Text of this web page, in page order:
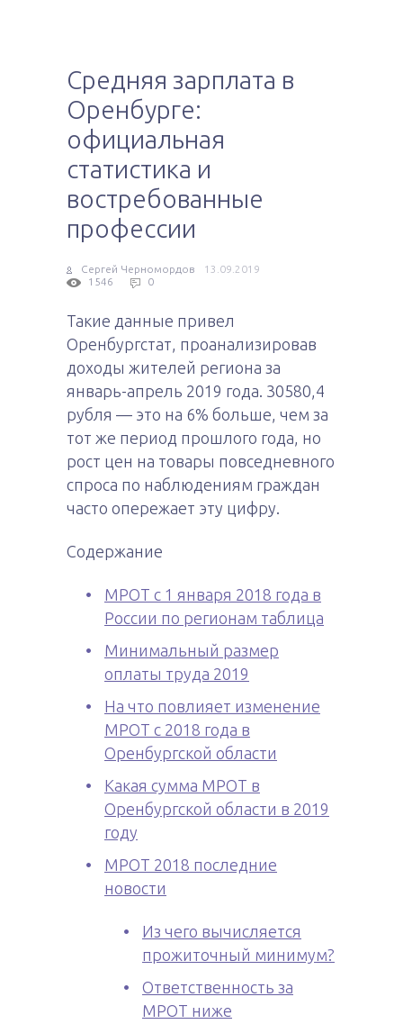
Средняя зарплата в
Оренбурге:
официальная
статистика и
востребованные
профессии
Сергей Черномордов
13.09.2019
1546
0
Такие данные привел
Оренбургстат, проанализировав
доходы жителей региона за
январь-апрель 2019 года. 30580,4
рубля — это на 6% больше, чем за
тот же период прошлого года, но
рост цен на товары повседневного
спроса по наблюдениям граждан
часто опережает эту цифру.
Содержание
МРОТ с 1 января 2018 года в
России по регионам таблица
Минимальный размер
оплаты труда 2019
На что повлияет изменение
МРОТ с 2018 года в
Оренбургской области
Какая сумма МРОТ в
Оренбургской области в 2019
году
МРОТ 2018 последние
новости
Из чего вычисляется
прожиточный минимум?
Ответственность за
МРОТ ниже